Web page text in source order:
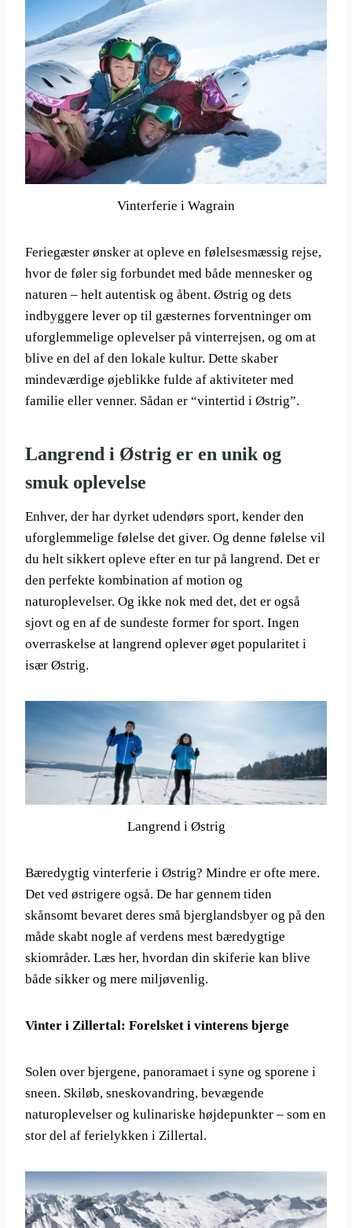
Vinterferie i Wagrain
Feriegæster ønsker at opleve en følelsesmæssig rejse,
hvor de føler sig forbundet med både mennesker og
naturen – helt autentisk og åbent. Østrig og dets
indbyggere lever op til gæsternes forventninger om
uforglemmelige oplevelser på vinterrejsen, og om at
blive en del af den lokale kultur. Dette skaber
mindeværdige øjeblikke fulde af aktiviteter med
familie eller venner. Sådan er “vintertid i Østrig”.
Langrend i Østrig er en unik og
smuk oplevelse
Enhver, der har dyrket udendørs sport, kender den
uforglemmelige følelse det giver. Og denne følelse vil
du helt sikkert opleve efter en tur på langrend. Det er
den perfekte kombination af motion og
naturoplevelser. Og ikke nok med det, det er også
sjovt og en af de sundeste former for sport. Ingen
overraskelse at langrend oplever øget popularitet i
især Østrig.
Langrend i Østrig
Bæredygtig vinterferie i Østrig? Mindre er ofte mere.
Det ved østrigere også. De har gennem tiden
skånsomt bevaret deres små bjerglandsbyer og på den
måde skabt nogle af verdens mest bæredygtige
skiområder. Læs her, hvordan din skiferie kan blive
både sikker og mere miljøvenlig.
Vinter i Zillertal: Forelsket i vinterens bjerge
Solen over bjergene, panoramaet i syne og sporene i
sneen. Skiløb, sneskovandring, bevægende
naturoplevelser og kulinariske højdepunkter – som en
stor del af ferielykken i Zillertal.